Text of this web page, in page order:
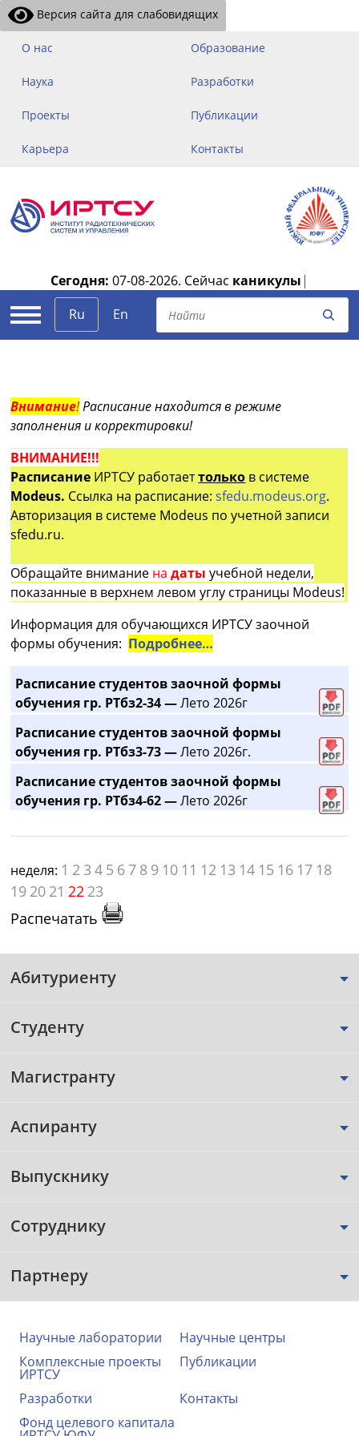
Версия сайта для слабовидящих
О нас Образование
Наука Разработки
Проекты Публикации
Карьера Контакты
Сегодня: 07-08-2026. Сейчас каникулы |
Ru
En
Внимание!Расписание находится в режиме
заполнения и корректировки!
ВНИМАНИЕ!!!
Расписание ИРТСУ работаеттолько в системе
Modeus. Ссылка на расписание:sfedu.modeus.org.
Авторизация в системе Modeus по учетной записи
sfedu.ru.
Обращайте внимание на датыучебной недели,
показанные в верхнем левом углу страницы Modeus!
Информация для обучающихся ИРТСУ заочной
формы обучения: Подробнее…
Расписание студентов заочной формы
обучения гр. РТбз2-34 —Лето 2026г
Расписание студентов заочной формы
обучения гр. РТбз3-73 —Лето 2026г.
Расписание студентов заочной формы
обучения гр. РТбз4-62 —Лето 2026г
неделя: 1 2 3 4 5 6 7 8 9 10 11 12 13 14 15 16 17 18
19 20 21 22 23
Распечатать
Абитуриенту
Студенту
Магистранту
Аспиранту
Выпускнику
Сотруднику
Партнеру
Научные лаборатории
Научные центры
Комплексные проекты
ИРТСУ
Публикации
Разработки
Контакты
Фонд целевого капитала